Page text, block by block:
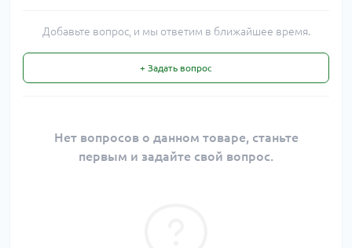
Добавьте вопрос, и мы ответим в ближайшее время.
+ Задать вопрос
Нет вопросов о данном товаре, станьте
первым и задайте свой вопрос.